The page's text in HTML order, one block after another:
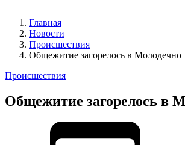
Главная
Новости
Происшествия
Общежитие загорелось в Молодечно
Происшествия
Общежитие загорелось в